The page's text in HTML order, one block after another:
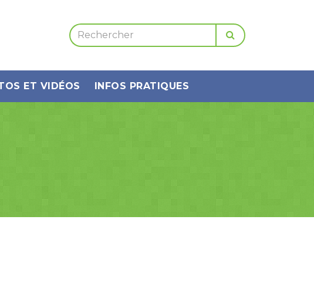
ET VIDÉOS INFOS PRATIQUES